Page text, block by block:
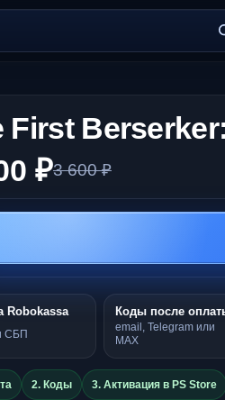
First
₽3 600 ₽
Robokassa
СБП
Коды после
email, Telegram или
MAX
2. Коды 3. Активация в PS Store